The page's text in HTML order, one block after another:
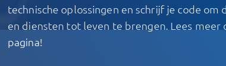
technische oplossingen en schrijf je code om
en diensten tot leven te brengen. Lees meer
pagina!